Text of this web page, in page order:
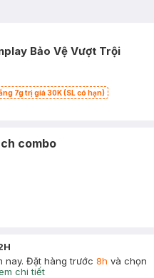
Bảo Vệ Vượt Trội
7g trị giá 30K (SL có hạn)
combo
nay. Đặt hàng trước 8h và chọn
chi tiết